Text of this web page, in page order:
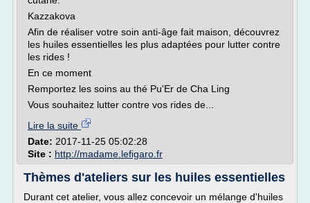
Kazzakova
Afin de réaliser votre soin anti-âge fait maison, découvrez
les huiles essentielles les plus adaptées pour lutter contre
les rides !
En ce moment
Remportez les soins au thé Pu'Er de Cha Ling
Vous souhaitez lutter contre vos rides de...
Lire la suite
Date: 2017-11-25 05:02:28
Site : http://madame.lefigaro.fr
Thèmes d'ateliers sur les huiles essentielles
Durant cet atelier, vous allez concevoir un mélange d'huiles